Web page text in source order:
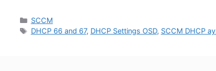
Kategoriler
SCCM
Etiketler
DHCP 66 and 67, DHCP Settings OSD, SCCM DHCP